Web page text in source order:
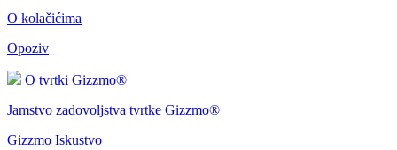
O kolačićima
Opoziv
O tvrtki Gizzmo®
Jamstvo zadovoljstva tvrtke Gizzmo®
Gizzmo Iskustvo